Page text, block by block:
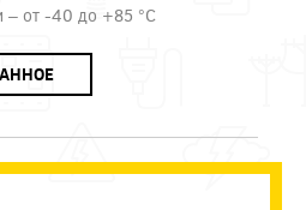
– от -40 до +85 °C